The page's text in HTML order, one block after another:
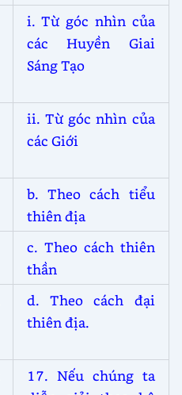
i. Từ góc nhìn của
các Huyền Giai
Sáng Tạo
ii. Từ góc nhìn của
các Giới
b. Theo cách tiểu
thiên địa
c. Theo cách thiên
thần
d. Theo cách đại
thiên địa.
17. Nếu chúng ta